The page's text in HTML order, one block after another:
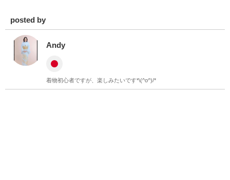
posted by
Andy
着物初心者ですが、楽しみたいです*\(^o^)/*